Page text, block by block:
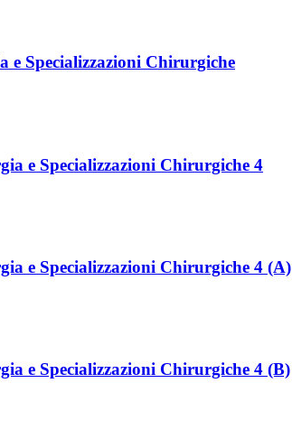
Specializzazioni Chirurgiche
e Specializzazioni Chirurgiche 4
e Specializzazioni Chirurgiche 4 (A)
e Specializzazioni Chirurgiche 4 (B)